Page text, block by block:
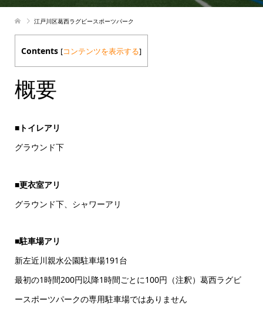
江戸川区葛西ラグビースポーツパーク
Contents [コンテンツを表示する]
概要
■トイレアリ
グラウンド下
■更衣室アリ
グラウンド下、シャワーアリ
■駐車場アリ
新左近川親水公園駐車場191台
最初の1時間200円以降1時間ごとに100円（注釈）葛西ラグビ
ースポーツパークの専用駐車場ではありません